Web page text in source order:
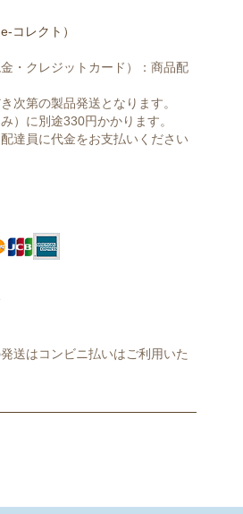
コレクト）
・クレジットカード）：商品配
次第の製品発送となります。
）に別途330円かかります。
達員に代金をお支払いください
送はコンビニ払いはご利用いた